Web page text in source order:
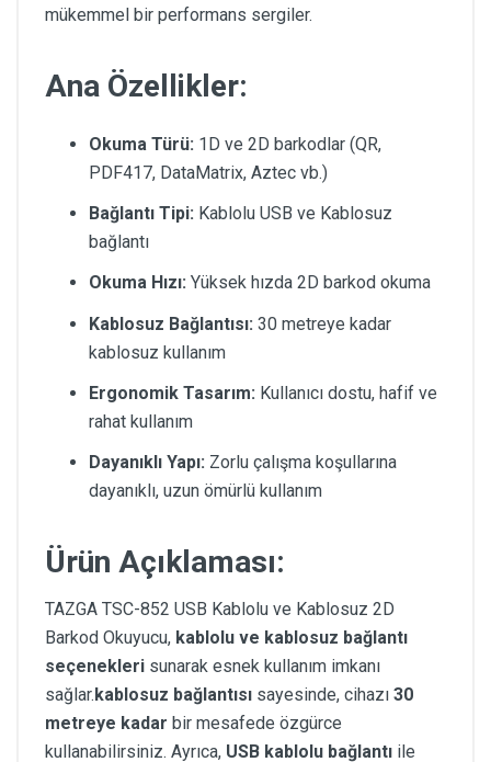
mükemmel bir performans sergiler.
Ana Özellikler:
Okuma Türü: 1D ve 2D barkodlar (QR,
PDF417, DataMatrix, Aztec vb.)
Bağlantı Tipi: Kablolu USB ve Kablosuz
bağlantı
Okuma Hızı: Yüksek hızda 2D barkod okuma
Kablosuz Bağlantısı: 30 metreye kadar
kablosuz kullanım
Ergonomik Tasarım: Kullanıcı dostu, hafif ve
rahat kullanım
Dayanıklı Yapı: Zorlu çalışma koşullarına
dayanıklı, uzun ömürlü kullanım
Ürün Açıklaması:
TAZGA TSC-852 USB Kablolu ve Kablosuz 2D
Barkod Okuyucu, kablolu ve kablosuz bağlantı
seçenekleri sunarak esnek kullanım imkanı
sağlar.kablosuz bağlantısı sayesinde, cihazı 30
metreye kadar bir mesafede özgürce
kullanabilirsiniz. Ayrıca, USB kablolu bağlantı ile